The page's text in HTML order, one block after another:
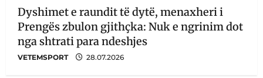
Dyshimet e raundit të dytë, menaxheri i
Prengës zbulon gjithçka: Nuk e ngrinim dot
nga shtrati para ndeshjes
VETEMSPORT 28.07.2026